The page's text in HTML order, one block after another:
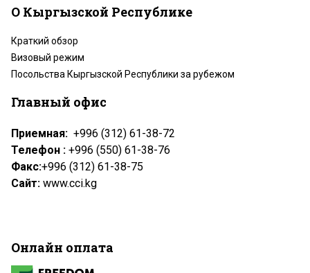
О Кыргызской Республике
Краткий обзор
Визовый режим
Посольства Кыргызской Республики за рубежом
Главный офис
Приемная: +996 (312) 61-38-72
Телефон : +996 (550) 61-38-76
Факс:+996 (312) 61-38-75
Сайт: www.cci.kg
Онлайн оплата